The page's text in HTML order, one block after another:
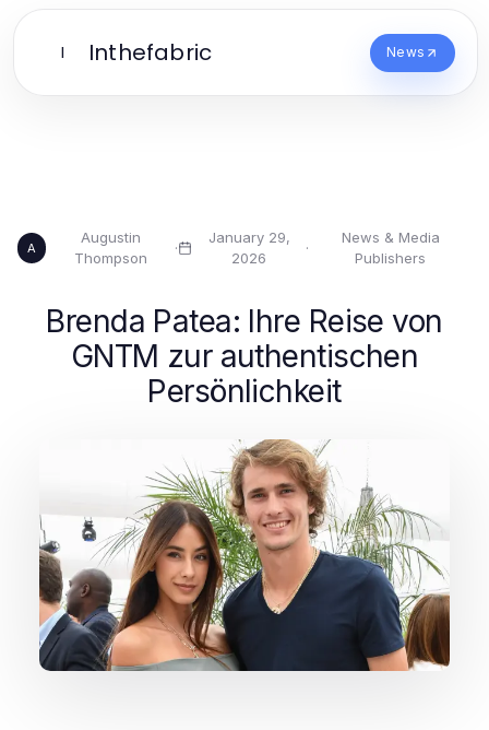
I Inthefabric News
A
Augustin
Thompson
·
January 29,
2026
·
News & Media
Publishers
Brenda Patea: Ihre Reise von
GNTM zur authentischen
Persönlichkeit